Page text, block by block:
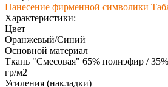
Нанесение фирменной символики
Характеристики:
Цвет
Оранжевый/Синий
Основной материал
Ткань "Смесовая" 65% полиэфир /
гр/м2
Усиления (накладки)